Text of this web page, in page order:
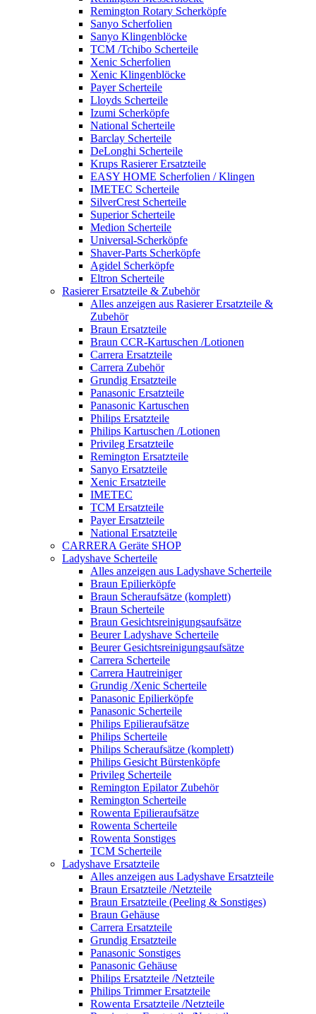
Remington Rotary Scherköpfe
Sanyo Scherfolien
Sanyo Klingenblöcke
TCM /Tchibo Scherteile
Xenic Scherfolien
Xenic Klingenblöcke
Payer Scherteile
Lloyds Scherteile
Izumi Scherköpfe
National Scherteile
Barclay Scherteile
DeLonghi Scherteile
Krups Rasierer Ersatzteile
EASY HOME Scherfolien / Klingen
IMETEC Scherteile
SilverCrest Scherteile
Superior Scherteile
Medion Scherteile
Universal-Scherköpfe
Shaver-Parts Scherköpfe
Agidel Scherköpfe
Eltron Scherteile
Rasierer Ersatzteile & Zubehör
Alles anzeigen aus Rasierer Ersatzteile &
Zubehör
Braun Ersatzteile
Braun CCR-Kartuschen /Lotionen
Carrera Ersatzteile
Carrera Zubehör
Grundig Ersatzteile
Panasonic Ersatzteile
Panasonic Kartuschen
Philips Ersatzteile
Philips Kartuschen /Lotionen
Privileg Ersatzteile
Remington Ersatzteile
Sanyo Ersatzteile
Xenic Ersatzteile
IMETEC
TCM Ersatzteile
Payer Ersatzteile
National Ersatzteile
CARRERA Geräte SHOP
Ladyshave Scherteile
Alles anzeigen aus Ladyshave Scherteile
Braun Epilierköpfe
Braun Scheraufsätze (komplett)
Braun Scherteile
Braun Gesichtsreinigungsaufsätze
Beurer Ladyshave Scherteile
Beurer Gesichtsreinigungsaufsätze
Carrera Scherteile
Carrera Hautreiniger
Grundig /Xenic Scherteile
Panasonic Epilierköpfe
Panasonic Scherteile
Philips Epilieraufsätze
Philips Scherteile
Philips Scheraufsätze (komplett)
Philips Gesicht Bürstenköpfe
Privileg Scherteile
Remington Epilator Zubehör
Remington Scherteile
Rowenta Epilieraufsätze
Rowenta Scherteile
Rowenta Sonstiges
TCM Scherteile
Ladyshave Ersatzteile
Alles anzeigen aus Ladyshave Ersatzteile
Braun Ersatzteile /Netzteile
Braun Ersatzteile (Peeling & Sonstiges)
Braun Gehäuse
Carrera Ersatzteile
Grundig Ersatzteile
Panasonic Sonstiges
Panasonic Gehäuse
Philips Ersatzteile /Netzteile
Philips Trimmer Ersatzteile
Rowenta Ersatzteile /Netzteile